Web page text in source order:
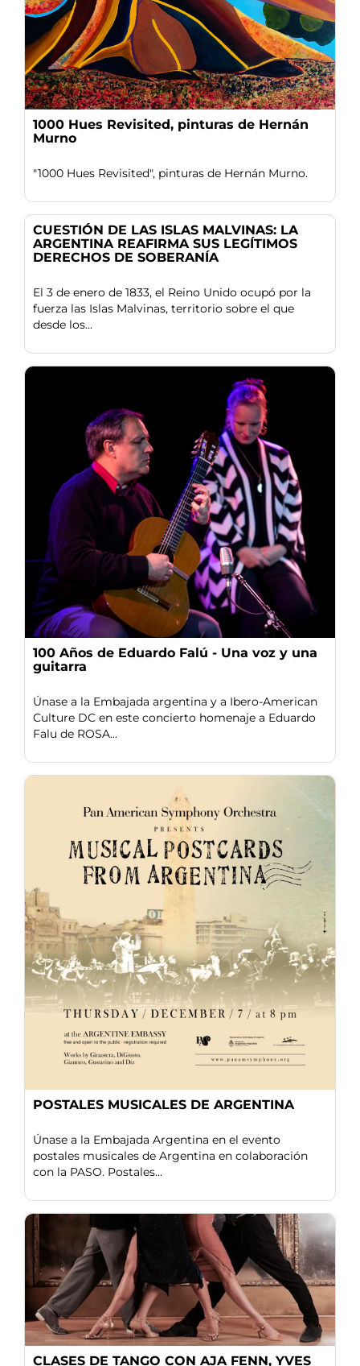
1000 Hues Revisited, pinturas de Hernán
Murno
"1000 Hues Revisited", pinturas de Hernán Murno.
CUESTIÓN DE LAS ISLAS MALVINAS: LA
ARGENTINA REAFIRMA SUS LEGÍTIMOS
DERECHOS DE SOBERANÍA
El 3 de enero de 1833, el Reino Unido ocupó por la
fuerza las Islas Malvinas, territorio sobre el que
desde los...
100 Años de Eduardo Falú - Una voz y una
guitarra
Únase a la Embajada argentina y a Ibero-American
Culture DC en este concierto homenaje a Eduardo
Falu de ROSA...
POSTALES MUSICALES DE ARGENTINA
Únase a la Embajada Argentina en el evento
postales musicales de Argentina en colaboración
con la PASO. Postales...
CLASES DE TANGO CON AJA FENN, YVES